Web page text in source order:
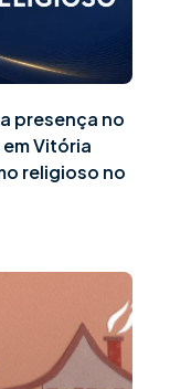
presença no
Vitória
religioso no